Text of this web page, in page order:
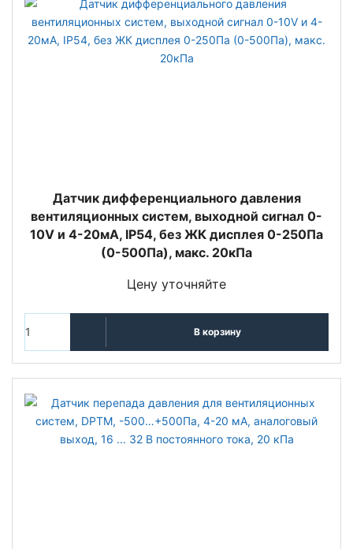
Датчик дифференциального давления
вентиляционных систем, выходной сигнал 0-
10V и 4-20мА, IP54, без ЖК дисплея 0-250Па
(0-500Па), макс. 20кПа
Цену уточняйте
В корзину